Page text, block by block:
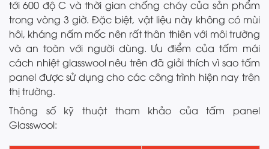
tới 600 độ C và thời gian chống cháy của sản phẩm
trong vòng 3 giờ. Đặc biệt, vật liệu này không có mùi
hôi, kháng nấm mốc nên rất thân thiên với môi trường
và an toàn với người dùng. Ưu điểm của tấm mái
cách nhiệt glasswool nêu trên đã giải thích vì sao tấm
panel được sử dụng cho các công trình hiện nay trên
thị trường.
Thông số kỹ thuật tham khảo của tấm panel
Glasswool: